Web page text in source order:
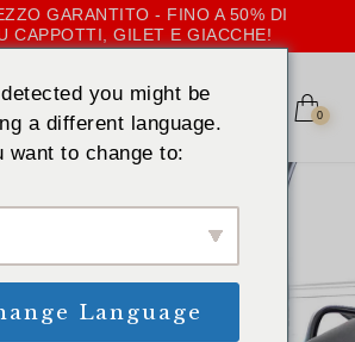
GARANTITO - FINO A 50% DI
CAPPOTTI, GILET E GIACCHE!
0
you might be
a different language.
want to change to:
Language